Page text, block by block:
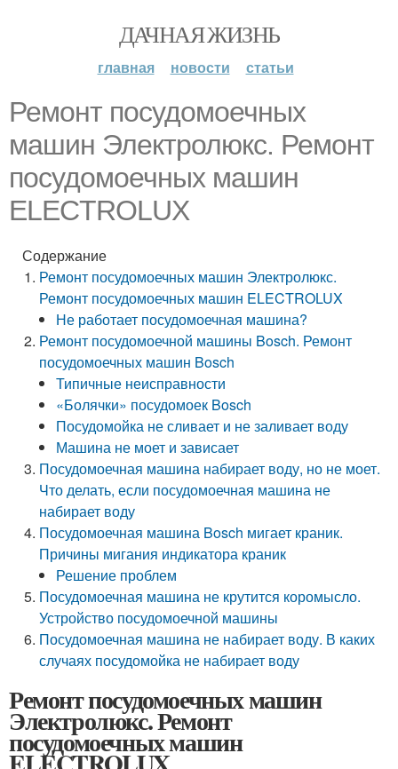
ДАЧНАЯ ЖИЗНЬ
главная новости статьи
Ремонт посудомоечных
машин Электролюкс. Ремонт
посудомоечных машин
ELECTROLUX
Содержание
Ремонт посудомоечных машин Электролюкс.
Ремонт посудомоечных машин ELECTROLUX
Не работает посудомоечная машина?
Ремонт посудомоечной машины Bosch. Ремонт
посудомоечных машин Bosch
Типичные неисправности
«Болячки» посудомоек Bosch
Посудомойка не сливает и не заливает воду
Машина не моет и зависает
Посудомоечная машина набирает воду, но не моет.
Что делать, если посудомоечная машина не
набирает воду
Посудомоечная машина Bosch мигает краник.
Причины мигания индикатора краник
Решение проблем
Посудомоечная машина не крутится коромысло.
Устройство посудомоечной машины
Посудомоечная машина не набирает воду. В каких
случаях посудомойка не набирает воду
Ремонт посудомоечных машин
Электролюкс. Ремонт
посудомоечных машин